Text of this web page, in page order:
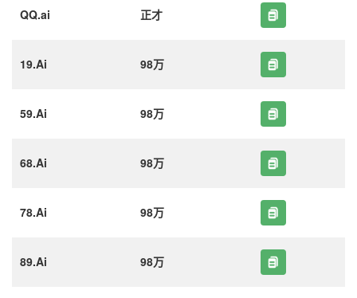
QQ.ai 正才
19.Ai 98万
59.Ai 98万
68.Ai 98万
78.Ai 98万
89.Ai 98万